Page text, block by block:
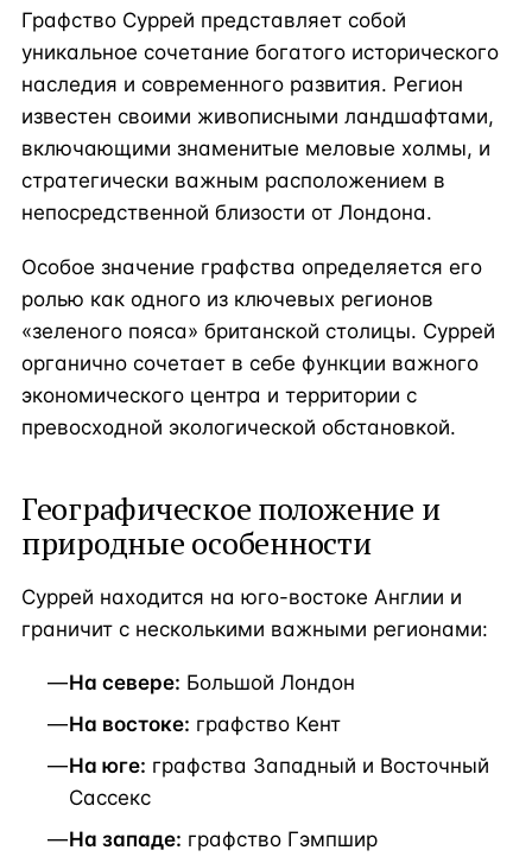
Графство Суррей представляет собой
уникальное сочетание богатого исторического
наследия и современного развития. Регион
известен своими живописными ландшафтами,
включающими знаменитые меловые холмы, и
стратегически важным расположением в
непосредственной близости от Лондона.
Особое значение графства определяется его
ролью как одного из ключевых регионов
«зеленого пояса» британской столицы. Суррей
органично сочетает в себе функции важного
экономического центра и территории с
превосходной экологической обстановкой.
Географическое положение и
природные особенности
Суррей находится на юго-востоке Англии и
граничит с несколькими важными регионами:
На севере: Большой Лондон
На востоке: графство Кент
На юге: графства Западный и Восточный
Сассекс
На западе: графство Гэмпшир